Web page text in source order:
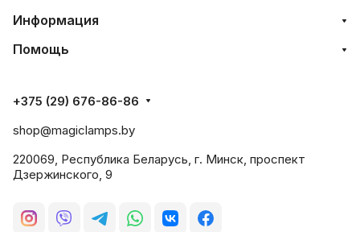
Информация
Помощь
+375 (29) 676-86-86
shop@magiclamps.by
220069, Республика Беларусь, г. Минск, проспект
Дзержинского, 9